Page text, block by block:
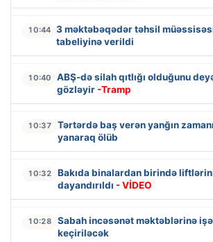
10:44 3 məktəbəqədər təhsil
tabeliyinə verildi
10:40
ABŞ-də silah qıtlığı olduğunu
gözləyir -Tramp
10:37
Tərtərdə baş verən yanğın
yanaraq ölüb
10:32
Bakıda binalardan birində
dayandırıldı - VİDEO
10:28
Sabah incəsənət məktəblərinə
keçiriləcək